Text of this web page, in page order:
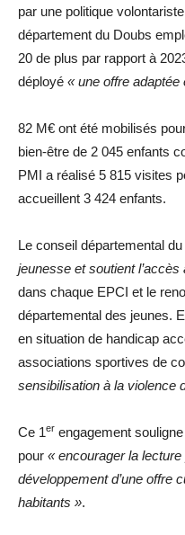
par une politique
département du Doubs
20 de plus par rapport à
déployé « une offre adaptée
82 M€ ont été mobilisés
bien-être de 2 045 enfants
PMI a réalisé 5 815 visites
accueillent 3 424 enfants.
Le conseil départemental
jeunesse et soutient l’accès
dans chaque EPCI et le
départemental des jeunes.
en situation de handicap
associations sportives de
sensibilisation à la violence
Ce 1er engagement
pour « encourager la
développement d’une offre
habitants ».